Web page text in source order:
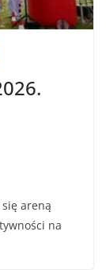
areną
na